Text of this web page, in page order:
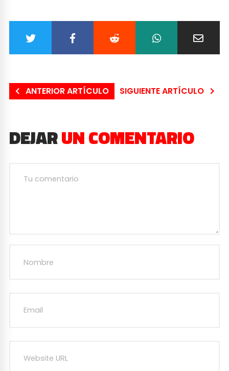
ANTERIOR ARTÍCULO SIGUIENTE ARTÍCULO
DEJARUN COMENTARIO